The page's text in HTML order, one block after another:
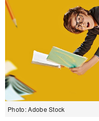
Photo: Adobe Stock